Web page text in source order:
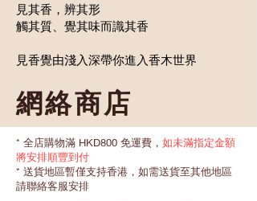
見其香，辨其形
觸其質、覺其味而識其香
見香覺由淺入深帶你進入香木世界
​網絡商店
* 全店購物滿 HKD800 免運費， 如未滿指定金額
將安排順豐到付
* 送貨地區暫僅支持香港，如需送貨至其他地區
請聯絡客服安排